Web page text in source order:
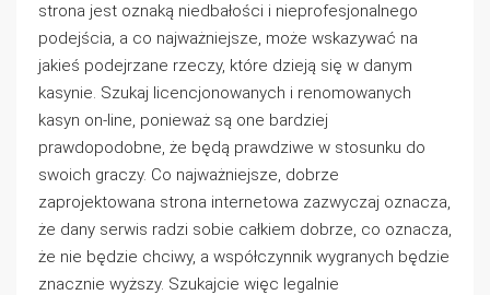
strona jest oznaką niedbałości i nieprofesjonalnego
podejścia, a co najważniejsze, może wskazywać na
jakieś podejrzane rzeczy, które dzieją się w danym
kasynie. Szukaj licencjonowanych i renomowanych
kasyn on-line, ponieważ są one bardziej
prawdopodobne, że będą prawdziwe w stosunku do
swoich graczy. Co najważniejsze, dobrze
zaprojektowana strona internetowa zazwyczaj oznacza,
że dany serwis radzi sobie całkiem dobrze, co oznacza,
że nie będzie chciwy, a współczynnik wygranych będzie
znacznie wyższy. Szukajcie więc legalnie